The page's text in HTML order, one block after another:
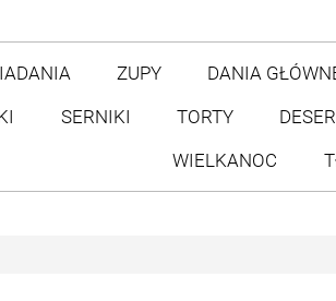
ZUPY DANIA
SERNIKI TORTY
WIELKANOC